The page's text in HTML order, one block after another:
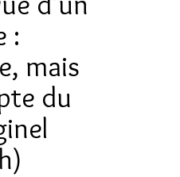
:
mais
du